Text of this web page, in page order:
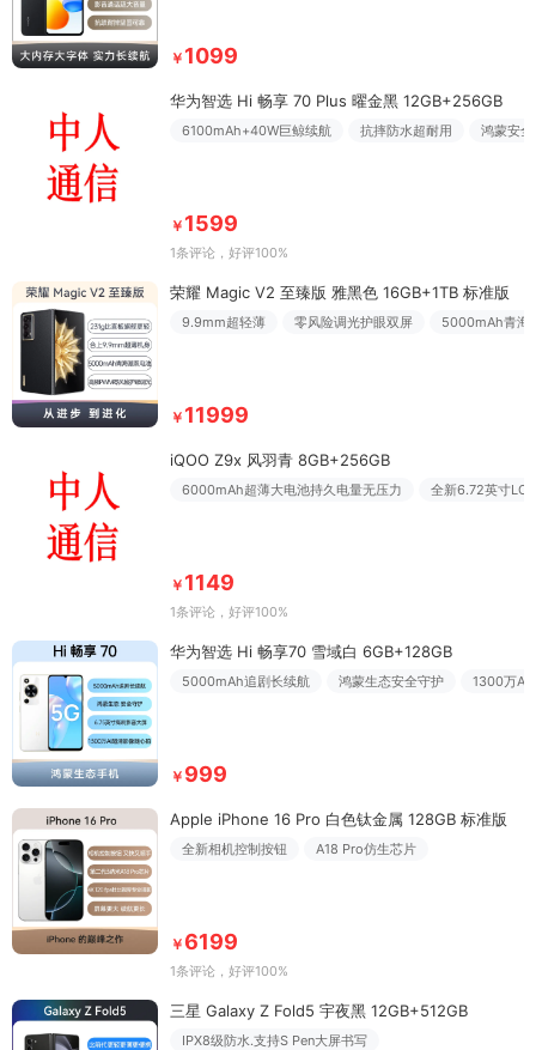
￥ 1099
华为智选 Hi 畅享 70 Plus 曜金黑 12GB+256GB
6100mAh+40W巨鲸续航 抗摔防水超耐用 鸿蒙安
￥ 1599
1条评论 ，好评100%
荣耀 Magic V2 至臻版 雅黑色 16GB+1TB 标准版
9.9mm超轻薄 零风险调光护眼双屏 5000mAh青海
￥ 11999
iQOO Z9x 风羽青 8GB+256GB
6000mAh超薄大电池持久电量无压力 全新6.72英寸
￥ 1149
1条评论 ，好评100%
华为智选 Hi 畅享70 雪域白 6GB+128GB
5000mAh追剧长续航 鸿蒙生态安全守护 1300万AI
￥ 999
Apple iPhone 16 Pro 白色钛金属 128GB 标准版
全新相机控制按钮 A18 Pro仿生芯片
￥6199
1条评论 ，好评100%
三星 Galaxy Z Fold5 宇夜黑 12GB+512GB
IPX8级防水.支持S Pen大屏书写